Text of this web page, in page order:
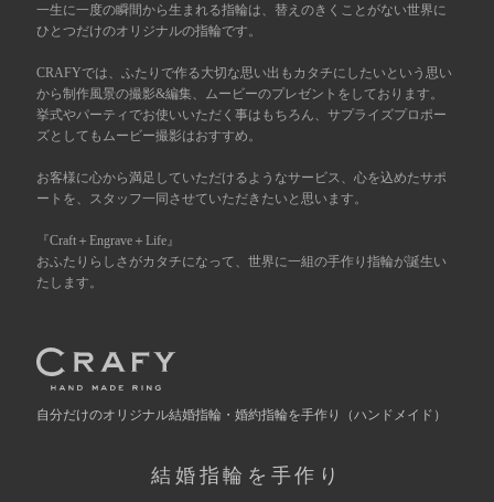
一生に一度の瞬間から生まれる指輪は、替えのきくことがない世界に
ひとつだけのオリジナルの指輪です。
CRAFYでは、ふたりで作る大切な思い出もカタチにしたいという思い
から制作風景の撮影&編集、ムービーのプレゼントをしております。
挙式やパーティでお使いいただく事はもちろん、サプライズプロポー
ズとしてもムービー撮影はおすすめ。
お客様に心から満足していただけるようなサービス、心を込めたサポ
ートを、スタッフ一同させていただきたいと思います。
『Craft＋Engrave＋Life』
おふたりらしさがカタチになって、世界に一組の手作り指輪が誕生い
たします。
自分だけのオリジナル結婚指輪・婚約指輪を手作り （ハンドメイド）
結婚指輪を手作り
オーダーメイド